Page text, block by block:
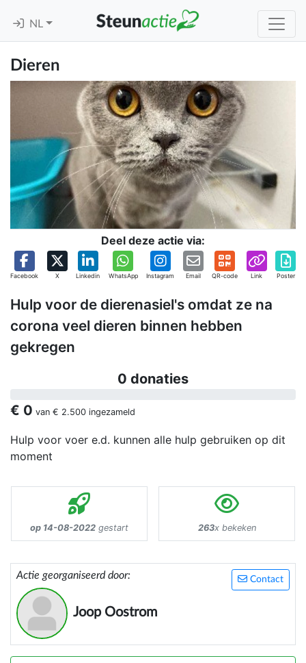
NL
Dieren
Deel deze actie via:
Facebook X Linkedin WhatsApp Instagram Email QR-code Link Poster
Hulp voor de dierenasiel's omdat ze na
corona veel dieren binnen hebben
gekregen
0 donaties
€ 0 van € 2.500 ingezameld
Hulp voor voer e.d. kunnen alle hulp gebruiken op dit
moment
op 14-08-2022 gestart 263x bekeken
Contact
Actie georganiseerd door:
Joop Oostrom